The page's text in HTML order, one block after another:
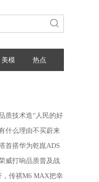
美模 热点
质技术造“人民的好
什么理由不买蔚来
首搭华为乾崑ADS
威打响品质普及战
，传祺M6 MAX把幸